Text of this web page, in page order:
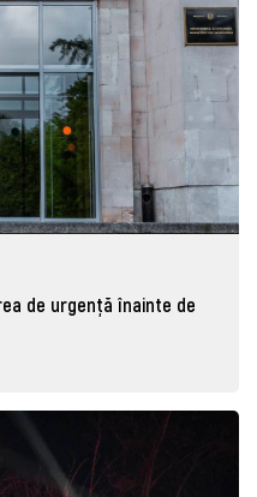
de urgență înainte de